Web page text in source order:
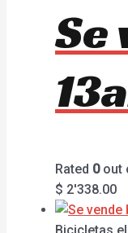
Se
Rated 0out
$ 2'338.00